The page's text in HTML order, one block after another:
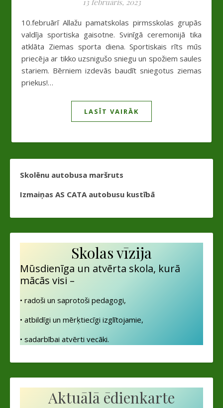
13 februāris, 2023
10.februārī Allažu pamatskolas pirmsskolas grupās
valdīja sportiska gaisotne. Svinīgā ceremonijā tika
atklāta Ziemas sporta diena. Sportiskais rīts mūs
priecēja ar tikko uzsnigušo sniegu un spožiem saules
stariem. Bērniem izdevās baudīt sniegotus ziemas
priekus!…
LASĪT VAIRĀK
Skolēnu autobusa maršruts
Izmaiņas AS CATA autobusu kustībā
Skolas vīzija
Mūsdienīga un atvērta skola, kurā
mācās visi –
• radoši un saprotoši pedagogi,
• atbildīgi un mērķtiecīgi izglītojamie,
• sadarbībai atvērti vecāki.
Aktuālā ēdienkarte